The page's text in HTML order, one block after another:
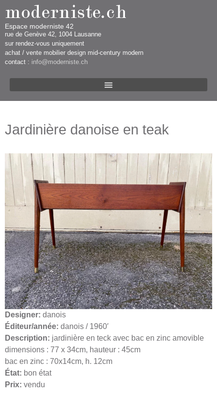
Espace moderniste 42
rue d​​​​e Genève 42, 1004 Lausanne​​
sur rendez-vous uniquement ​​​
​achat / vente mobilier design mid-century modern
contact : info@moderniste.ch
Jardinière danoise en teak
Designer: danois
Éditeur/année: danois / 1960′
Description: jardinière en teck avec bac en zinc amovible
dimensions : 77 x 34cm, hauteur : 45cm
bac en zinc : 70x14cm, h. 12cm
État: bon état
Prix: vendu